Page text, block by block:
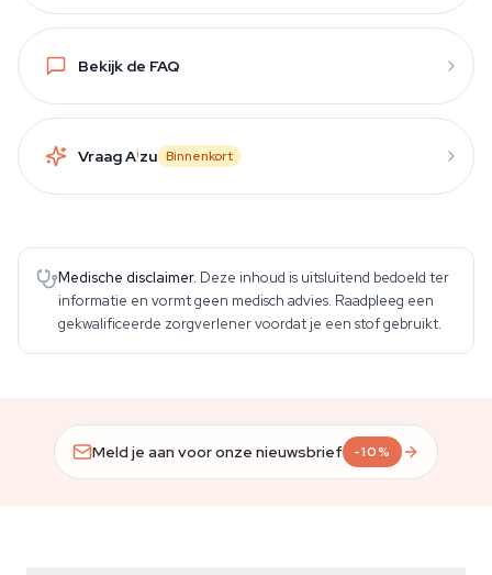
Bekijk de FAQ
Vraag Aizu Binnenkort
Medische disclaimer. Deze inhoud is uitsluitend bedoeld ter
informatie en vormt geen medisch advies. Raadpleeg een
gekwalificeerde zorgverlener voordat je een stof gebruikt.
Meld je aan voor onze nieuwsbrief -10%